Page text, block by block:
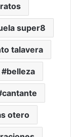
super8
talavera
belleza
cantante
otero